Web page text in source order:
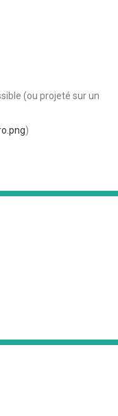
(ou projeté sur un
)